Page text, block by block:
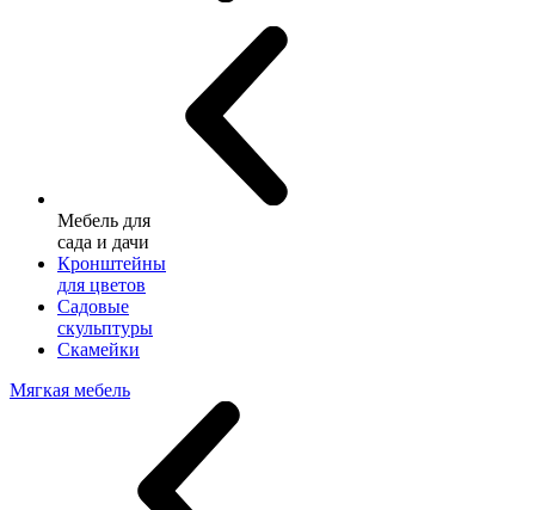
Мебель для
сада и дачи
Кронштейны
для цветов
Садовые
скульптуры
Скамейки
Мягкая мебель